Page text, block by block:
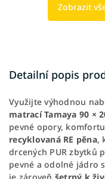
Zobrazit
Detailní popis
Využijte výhodnou
matrací Tamaya 90 ×
pevné opory,
recyklovaná RE pěna,
drcených PUR zbytků
pevné a odolné jádro